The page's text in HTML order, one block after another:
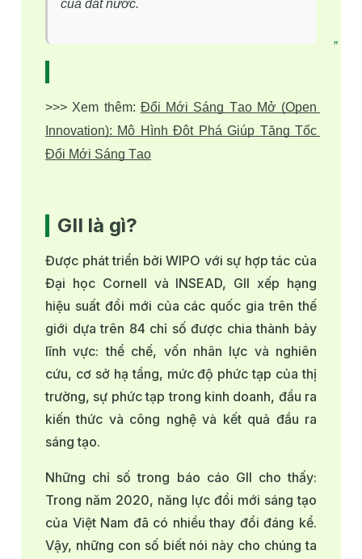
của đất nước.
>>> Xem thêm: Đổi Mới Sáng Tạo Mở (Open
Innovation): Mô Hình Đột Phá Giúp Tăng Tốc
Đổi Mới Sáng Tạo
GII là gì?
Được phát triển bởi WIPO với sự hợp tác của
Đại học Cornell và INSEAD, GII xếp hạng
hiệu suất đổi mới của các quốc gia trên thế
giới dựa trên 84 chỉ số được chia thành bảy
lĩnh vực: thể chế, vốn nhân lực và nghiên
cứu, cơ sở hạ tầng, mức độ phức tạp của thị
trường, sự phức tạp trong kinh doanh, đầu ra
kiến thức và công nghệ và kết quả đầu ra
sáng tạo.
Những chỉ số trong báo cáo GII cho thấy:
Trong năm 2020, năng lực đổi mới sáng tạo
của Việt Nam đã có nhiều thay đổi đáng kể.
Vậy, những con số biết nói này cho chúng ta